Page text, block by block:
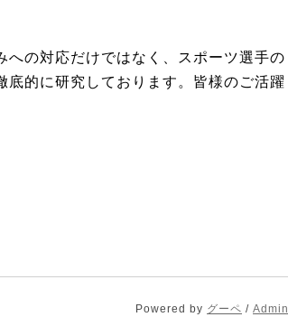
の対応だけではなく、スポーツ選手の
的に研究しております。皆様のご活躍
Powered by グーペ / Admin